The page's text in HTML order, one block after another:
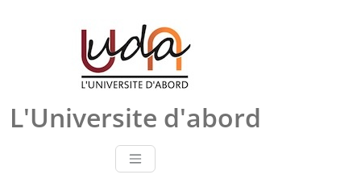
L'Universite d'abord